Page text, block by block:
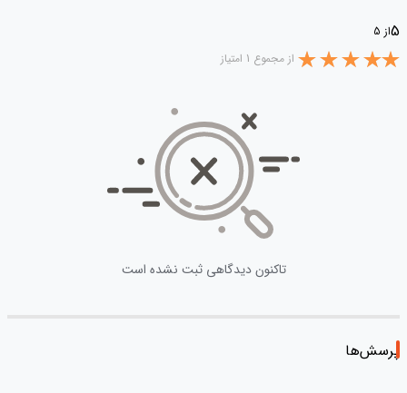
5از 5
از مجموع 1 امتیاز
تاکنون دیدگاهی ثبت نشده است
پرسش‌ها